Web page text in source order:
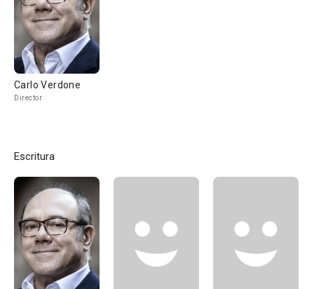
Carlo Verdone
Director
Escritura